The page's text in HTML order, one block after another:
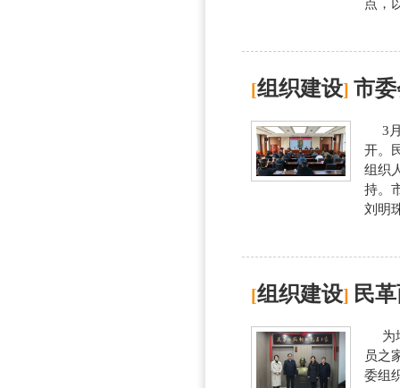
点，
[组织建设] 市
3月
开。
组织
持。
刘明
[组织建设] 民
为
员之
委组